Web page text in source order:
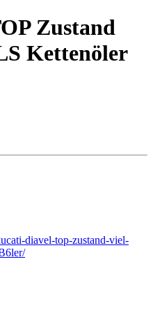
Zustand
Kettenöler
diavel-top-zustand-viel-